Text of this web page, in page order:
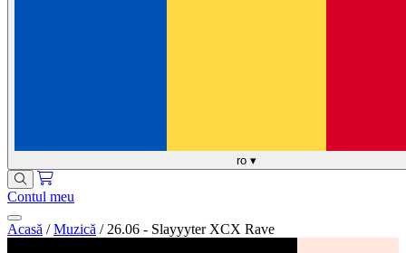
ro ▾
Contul meu
Acasă / Muzică / 26.06 - Slayyyter XCX Rave